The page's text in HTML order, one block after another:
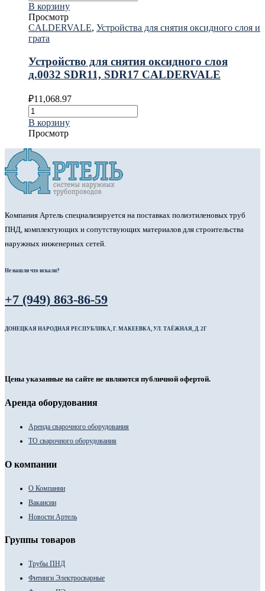
В корзину
Просмотр
CALDERVALE, Устройства для снятия оксидного слоя и
грата
Устройство для снятия оксидного слоя
д.0032 SDR11, SDR17 CALDERVALE
₽11,068.97
В корзину
Просмотр
Компания Артель специализируется на поставках полиэтиленовых труб
ПНД, комплектующих и сопутствующих материалов для строительства
наружных инженерных сетей.
Не нашли что искали?
+7 (949) 863-86-59
ДОНЕЦКАЯ НАРОДНАЯ РЕСПУБЛИКА, Г. МАКЕЕВКА, УЛ. ТАЁЖНАЯ, Д. 2Г
Цены указанные на сайте не являются публичной офертой.
Аренда оборудования
Аренда сварочного оборудования
ТО сварочного оборудования
О компании
О Компании
Вакансии
Новости Артель
Группы товаров
Трубы ПНД
Фитинги Электросварные